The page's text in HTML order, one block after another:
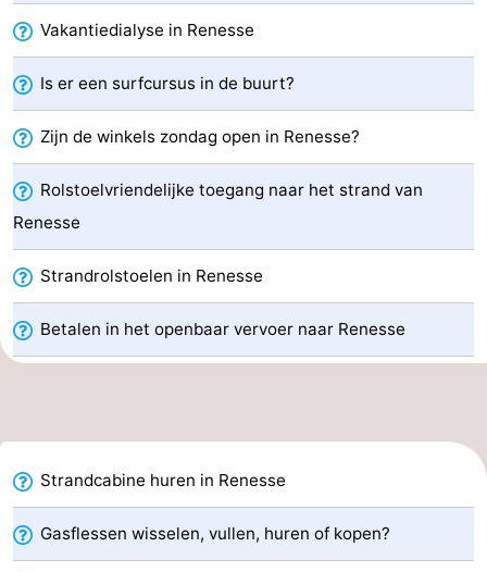
Vakantiehuizen
-
Buitenheem
-
De
Oase
-
Duinoord
-
Ginsterveld
-
Julianahoeve
-
Livingstone
-
Haamstede
Résidence
-
Vakantiedialyse in Renesse
Is er een surfcursus in de buurt?
Zijn de winkels zondag open in Renesse?
Rolstoelvriendelijke toegang naar het strand van
Renesse
Strandrolstoelen in Renesse
Betalen in het openbaar vervoer naar Renesse
Strandcabine huren in Renesse
Gasflessen wisselen, vullen, huren of kopen?